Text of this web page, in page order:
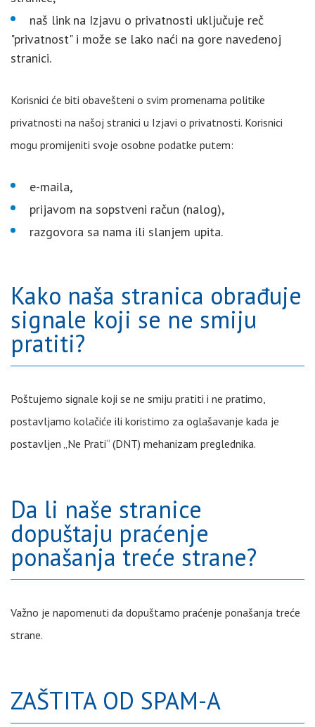
naš link na Izjavu o privatnosti uključuje reč
"privatnost" i može se lako naći na gore navedenoj
stranici.
Korisnici će biti obavešteni o svim promenama politike
privatnosti na našoj stranici u Izjavi o privatnosti. Korisnici
mogu promijeniti svoje osobne podatke putem:
e-maila,
prijavom na sopstveni račun (nalog),
razgovora sa nama ili slanjem upita.
Kako naša stranica obrađuje
signale koji se ne smiju
pratiti?
Poštujemo signale koji se ne smiju pratiti i ne pratimo,
postavljamo kolačiće ili koristimo za oglašavanje kada je
postavljen „Ne Prati“ (DNT) mehanizam preglednika.
Da li naše stranice
dopuštaju praćenje
ponašanja treće strane?
Važno je napomenuti da dopuštamo praćenje ponašanja treće
strane.
ZAŠTITA OD SPAM-A